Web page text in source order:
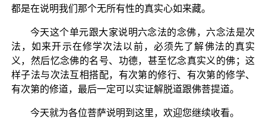
都是在说明我们那个无所有性的真实心如来藏。
今天这个单元跟大家说明六念法的念佛，六念法是次
法，如来开示在修学次法以前，必须先了解佛法的真实
义，然后忆念佛的名号、功德，甚至忆念真实义的佛；这
样子法与次法互相搭配，有次第的修行、有次第的修学、
有次第的修道，最后一定可以实证解脱道跟佛菩提道。
今天就为各位菩萨说明到这里，欢迎您继续收看。